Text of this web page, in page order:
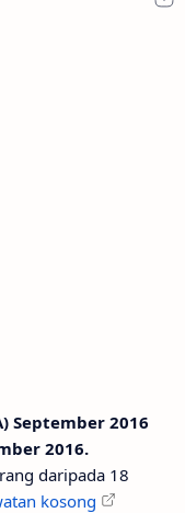
September 2016
2016.
daripada 18
kosong